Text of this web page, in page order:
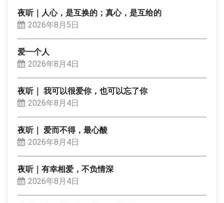
夜听｜人心，是互换的；真心，是互给的
2026年8月5日
爱一个人
2026年8月4日
夜听｜ 我可以很爱你，也可以忘了你
2026年8月4日
夜听｜ 爱而不得，最心酸
2026年8月4日
夜听｜有幸相爱，不负情深
2026年8月4日